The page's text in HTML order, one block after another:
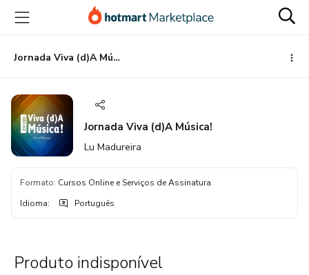
para
conteúdo
principal
para
pagamento
para
rodapé
Jornada Viva (d)A Música!
Jornada Viva (d)A Música!
Lu Madureira
Formato: Cursos Online e Serviços de Assinatura
Idioma: Português
Produto indisponível